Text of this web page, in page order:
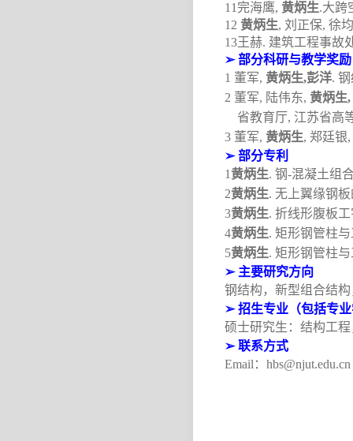
11 完海鹰, 黄炳生.大跨
12 黄炳生, 刘正保, 徐均
13王赫. 建筑工程事故
➢部分科研与教学奖励
1 董军, 黄炳生,彭洋. 钢
2 董军, 陆伟东, 黄炳生,
省教育厅, 江苏省高
3 董军, 黄炳生, 郑廷银,
➢部分专利
1 黄炳生. 钢-混凝土组
2黄炳生. 无上翼缘钢
3黄炳生. 折线形腹板
4黄炳生. 矩形钢管柱
5黄炳生. 矩形钢管柱
➢ 主要研究方向
钢结构，新型组合结
➢招生专业（包括专
硕士研究生：结构工
➢联系方式
Email ： hbs@njut.edu.cn